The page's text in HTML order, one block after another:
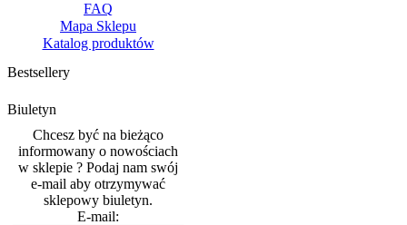
FAQ
Mapa Sklepu
Katalog produktów
Bestsellery
Biuletyn
Chcesz być na bieżąco
informowany o nowościach
w sklepie ? Podaj nam swój
e-mail aby otrzymywać
sklepowy biuletyn.
E-mail: